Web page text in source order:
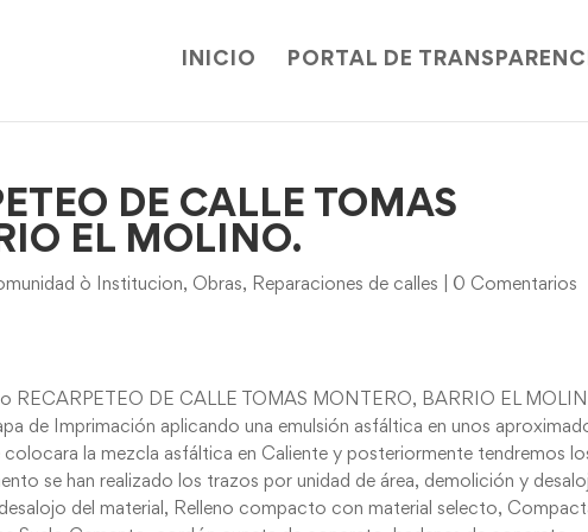
INICIO PORTAL DE
DE CALLE TOMAS
EL MOLINO.
ò Institucion, Obras, Reparaciones de calles 0 Comentarios
RECARPETEO DE CALLE TOMAS MONTERO, BARRIO EL
de Imprimación aplicando una emulsión asfáltica en unos
la mezcla asfáltica en Caliente y posteriormente tendremos
se han realizado los trazos por unidad de área, demolición y
del material, Relleno compacto con material selecto,